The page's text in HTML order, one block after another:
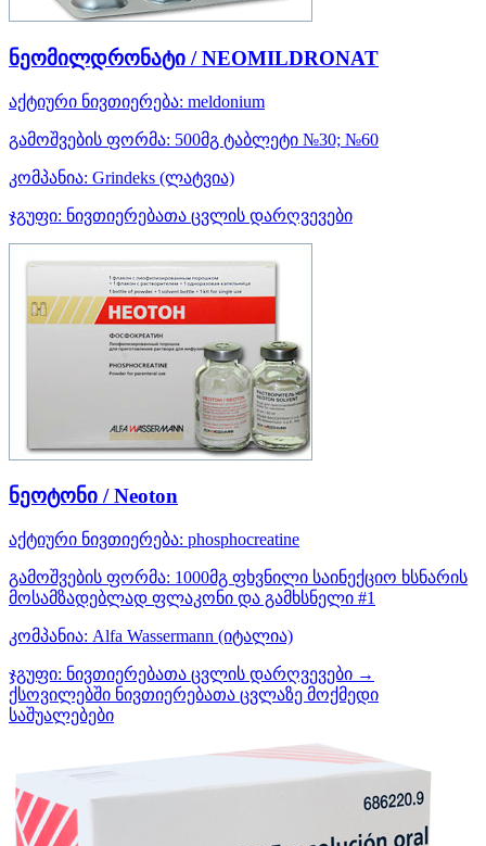
ნეომილდრონატი / NEOMILDRONAT
აქტიური ნივთიერება: meldonium
გამოშვების ფორმა: 500მგ ტაბლეტი №30; №60
კომპანია: Grindeks (ლატვია)
ჯგუფი: ნივთიერებათა ცვლის დარღვევები
ნეოტონი / Neoton
აქტიური ნივთიერება: phosphocreatine
გამოშვების ფორმა: 1000მგ ფხვნილი საინექციო ხსნარის
მოსამზადებლად ფლაკონი და გამხსნელი #1
კომპანია: Alfa Wassermann (იტალია)
ჯგუფი: ნივთიერებათა ცვლის დარღვევები →
ქსოვილებში ნივთიერებათა ცვლაზე მოქმედი
საშუალებები